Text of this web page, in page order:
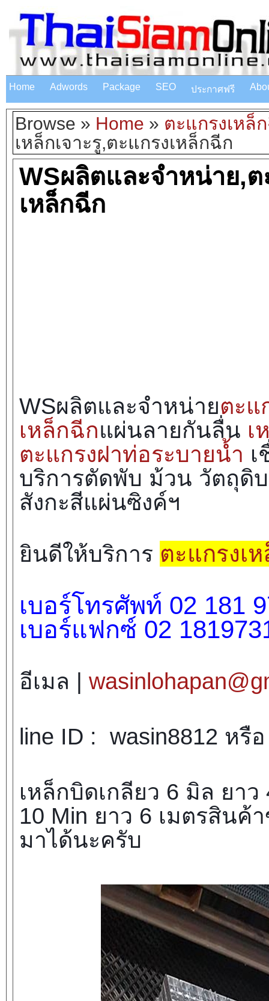
Home Adwords Package SEO ประกาศฟรี
Browse » Home » ตะแกรงเหล็
เหล็กเจาะรู,ตะแกรงเหล็กฉีก
WSผลิตและจำหน่าย,ต
เหล็กฉีก
WSผลิตและจำหน่ายตะแ
เหล็กฉีกแผ่นลายกันลื่น เ
ตะแกรงฝาท่อระบายน้ำ
บริการตัดพับ ม้วน วัตถุดิ
สังกะสีแผ่นซิงค์ฯ
ยินดีให้บริการ ตะแกรงเ
เบอร์โทรศัพท์ 02 181
เบอร์แฟกซ์ 02
อีเมล |
line ID : wasin8812 หรื
เหล็กบิดเกลียว 6 มิล ยา
10 Min ยาว 6 เมตรสินค้
มาได้นะครับ